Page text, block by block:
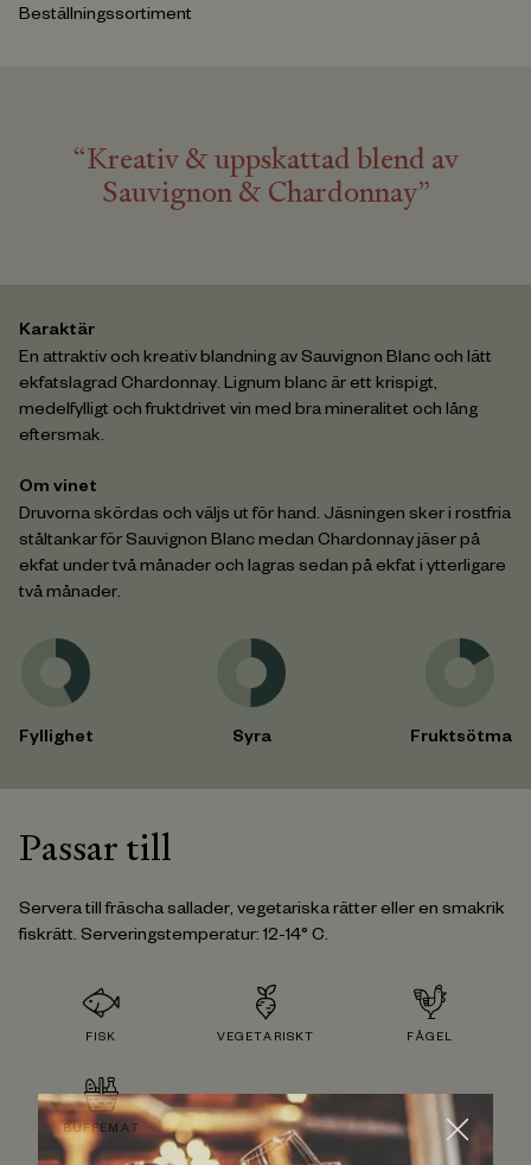
Beställningssortiment
“Kreativ & uppskattad blend av
Sauvignon & Chardonnay”
Karaktär
En attraktiv och kreativ blandning av Sauvignon Blanc och lätt
ekfatslagrad Chardonnay. Lignum blanc är ett krispigt,
medelfylligt och fruktdrivet vin med bra mineralitet och lång
eftersmak.
Om vinet
Druvorna skördas och väljs ut för hand. Jäsningen sker i rostfria
ståltankar för Sauvignon Blanc medan Chardonnay jäser på
ekfat under två månader och lagras sedan på ekfat i ytterligare
två månader.
Fyllighet Syra Fruktsötma
Passar till
Servera till fräscha sallader, vegetariska rätter eller en smakrik
fiskrätt. Serveringstemperatur: 12-14° C.
FISK VEGETARISKT FÅGEL
BUFFÉMAT